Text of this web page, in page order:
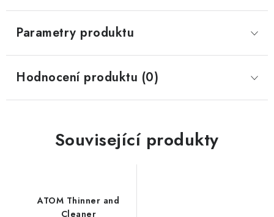
Parametry produktu
Hodnocení produktu (0)
Související produkty
ATOM Thinner and
Cleaner